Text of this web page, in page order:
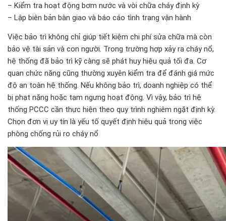
– Kiểm tra hoạt động bơm nước và vòi chữa cháy định kỳ
– Lập biên bản bàn giao và báo cáo tình trạng vận hành
Việc bảo trì không chỉ giúp tiết kiệm chi phí sửa chữa mà còn
bảo vệ tài sản và con người. Trong trường hợp xảy ra cháy nổ,
hệ thống đã bảo trì kỹ càng sẽ phát huy hiệu quả tối đa. Cơ
quan chức năng cũng thường xuyên kiểm tra để đánh giá mức
độ an toàn hệ thống. Nếu không bảo trì, doanh nghiệp có thể
bị phạt nặng hoặc tạm ngưng hoạt động. Vì vậy, bảo trì hệ
thống PCCC cần thực hiện theo quy trình nghiêm ngặt định kỳ.
Chọn đơn vị uy tín là yếu tố quyết định hiệu quả trong việc
phòng chống rủi ro cháy nổ